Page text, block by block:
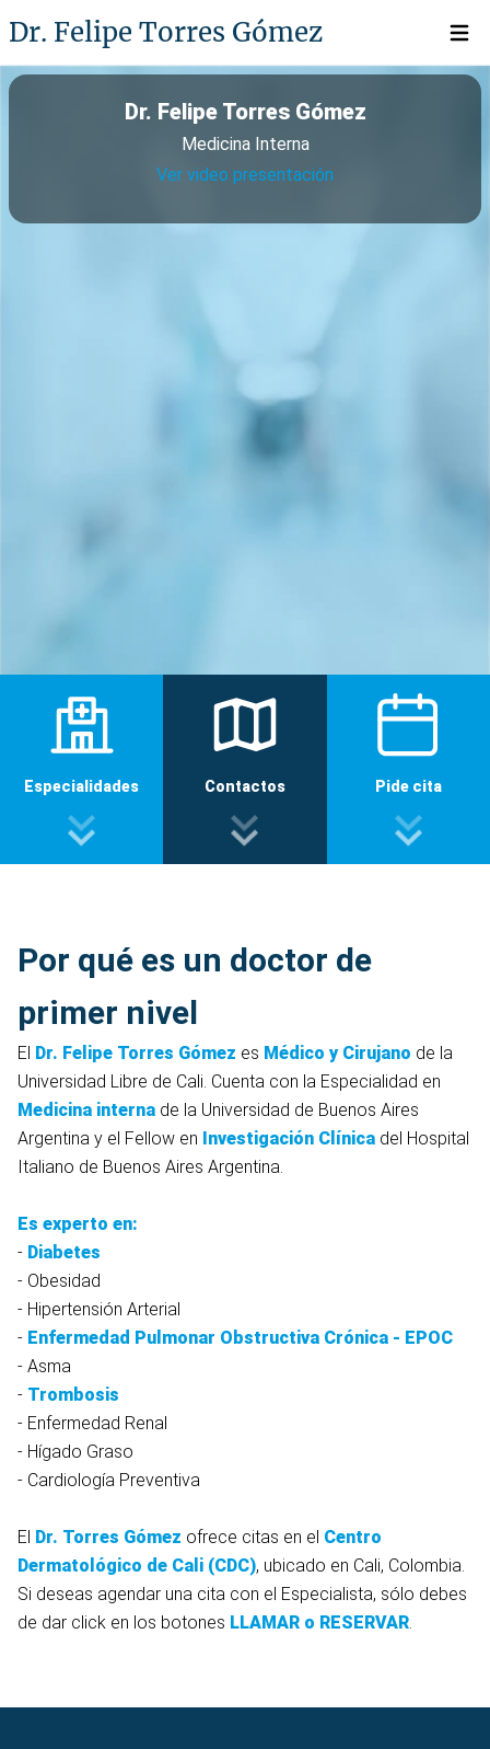
Dr. Felipe Torres Gómez Open
Dr. Felipe Torres Gómez
Medicina Interna
Ver video presentación
Especialidades Contactos Pide cita
Por qué es un doctor de
primer nivel
El Dr. Felipe Torres Gómez es Médico y Cirujano de la
Universidad Libre de Cali. Cuenta con la Especialidad en
Medicina interna de la Universidad de Buenos Aires
Argentina y el Fellow en Investigación Clínica del Hospital
Italiano de Buenos Aires Argentina.
Es experto en:
- Diabetes
- Obesidad
- Hipertensión Arterial
- Enfermedad Pulmonar Obstructiva Crónica - EPOC
- Asma
- Trombosis
- Enfermedad Renal
- Hígado Graso
- Cardiología Preventiva
El Dr. Torres Gómez ofrece citas en el Centro
Dermatológico de Cali (CDC), ubicado en Cali, Colombia.
Si deseas agendar una cita con el Especialista, sólo debes
de dar click en los botones LLAMAR o RESERVAR.